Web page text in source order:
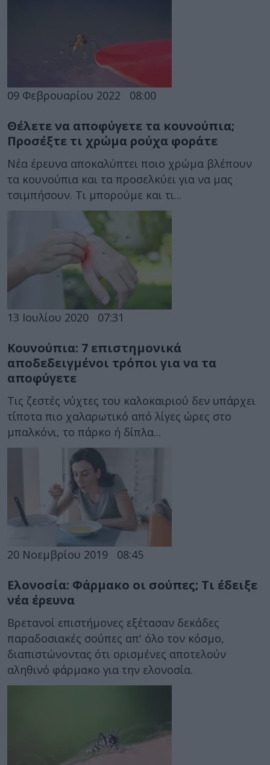
09 Φεβρουαρίου 2022 08:00
Θέλετε να αποφύγετε τα κουνούπια;
Προσέξτε τι χρώμα ρούχα φοράτε
Νέα έρευνα αποκαλύπτει ποιο χρώμα βλέπουν
τα κουνούπια και τα προσελκύει για να μας
τσιμπήσουν. Τι μπορούμε και τι...
13 Ιουλίου 2020 07:31
Κουνούπια: 7 επιστημονικά
αποδεδειγμένοι τρόποι για να τα
αποφύγετε
Τις ζεστές νύχτες του καλοκαιριού δεν υπάρχει
τίποτα πιο χαλαρωτικό από λίγες ώρες στο
μπαλκόνι, το πάρκο ή δίπλα...
20 Νοεμβρίου 2019 08:45
Ελονοσία: Φάρμακο οι σούπες; Τι έδειξε
νέα έρευνα
Βρετανοί επιστήμονες εξέτασαν δεκάδες
παραδοσιακές σούπες απ' όλο τον κόσμο,
διαπιστώνοντας ότι ορισμένες αποτελούν
αληθινό φάρμακο για την ελονοσία.